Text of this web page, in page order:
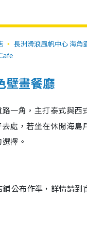
長洲滑浪風帆中心 海角
壁畫餐廳
一角，主打泰式與
處，若坐在休閒海
擇。
公布作準，詳情請到